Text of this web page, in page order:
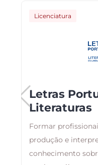
Licenciatura
Letras
Literaturas
Formar
produção e
conhecimento